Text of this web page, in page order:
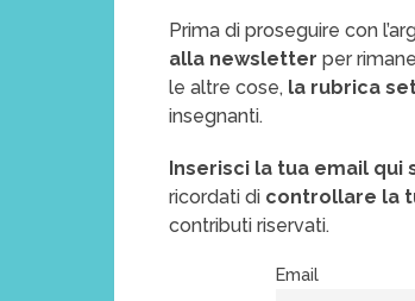
Prima di proseguire con
alla newsletterper
le altre cose, la rubrica
insegnanti.
Inserisci la tua email qui
ricordati di controllare la
contributi riservati.
Email